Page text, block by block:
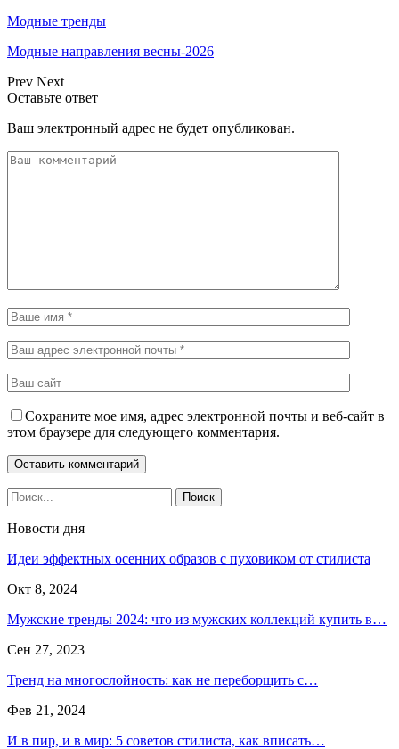
Модные тренды
Модные направления весны-2026
Prev Next
Оставьте ответ
Ваш электронный адрес не будет опубликован.
Сохраните мое имя, адрес электронной почты и веб-сайт в
этом браузере для следующего комментария.
Новости дня
Идеи эффектных осенних образов с пуховиком от стилиста
Окт 8, 2024
Мужские тренды 2024: что из мужских коллекций купить в…
Сен 27, 2023
Тренд на многослойность: как не переборщить с…
Фев 21, 2024
И в пир, и в мир: 5 советов стилиста, как вписать…